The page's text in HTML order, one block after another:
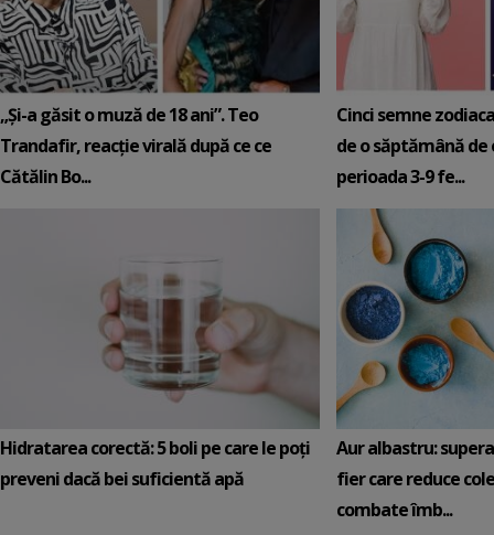
„Și-a găsit o muză de 18 ani”. Teo
Trandafir, reacție virală după ce ce
Cătălin Bo...
Cinci semne
de o săptămână de
perioada 3-9 fe...
Hidratarea corectă: 5 boli pe care le poți
preveni dacă bei suficientă apă
Aur albastru:
fier care reduce
combate îmb...